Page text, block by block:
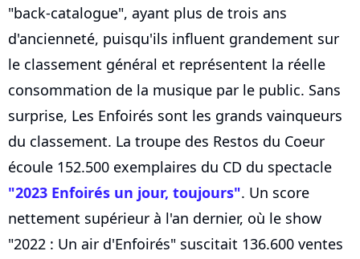
"back-catalogue", ayant plus de trois ans
d'ancienneté, puisqu'ils influent grandement sur
le classement général et représentent la réelle
consommation de la musique par le public. Sans
surprise, Les Enfoirés sont les grands vainqueurs
du classement. La troupe des Restos du Coeur
écoule 152.500 exemplaires du CD du spectacle
"2023 Enfoirés un jour, toujours". Un score
nettement supérieur à l'an dernier, où le show
"2022 : Un air d'Enfoirés" suscitait 136.600 ventes